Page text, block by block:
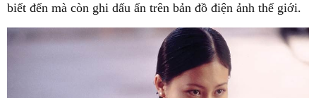
biết đến mà còn ghi dấu ấn trên bản đồ điện ảnh thế giới.